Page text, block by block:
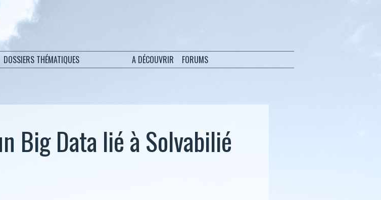
DOSSIERS THÉMATIQUES A DÉCOUVRIR FORUMS
Big Data lié à Solvabilié